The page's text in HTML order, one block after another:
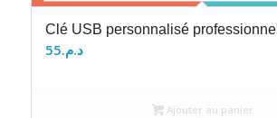
Clé USB personnalisé professionnel
د.م.55
Ajouter au panier